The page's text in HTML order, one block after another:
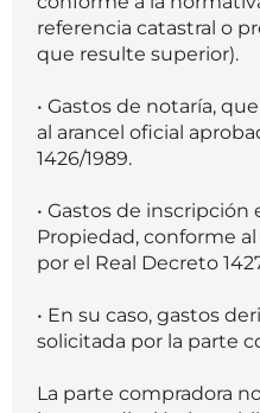
referencia catastral o
que resulte superior).
• Gastos de notaría,
al arancel oficial
1426/1989.
• Gastos de inscripción
Propiedad, conforme
por el Real Decreto
• En su caso, gastos
solicitada por la parte
La parte compradora